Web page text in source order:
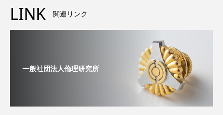
LINK 関連リンク
一般社団法人倫理研究所